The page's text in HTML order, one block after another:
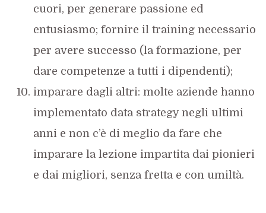
cuori, per generare passione ed
entusiasmo; fornire il training necessario
per avere successo (la formazione, per
dare competenze a tutti i dipendenti);
imparare dagli altri: molte aziende hanno
implementato data strategy negli ultimi
anni e non c’è di meglio da fare che
imparare la lezione impartita dai pionieri
e dai migliori, senza fretta e con umiltà.